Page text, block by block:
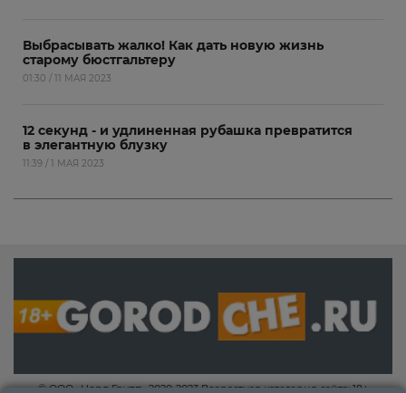
Выбрасывать жалко! Как дать новую жизнь
старому бюстгальтеру
01:30 / 11 МАЯ 2023
12 секунд - и удлиненная рубашка превратится
в элегантную блузку
11:39 / 1 МАЯ 2023
© ООО «Норд Групп» 2020-2023 Возрастная категория сайта: 18+